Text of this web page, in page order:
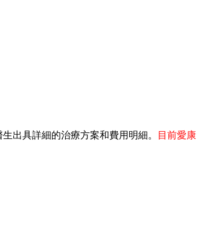
出具詳細的治療方案和費用明細。
目前愛康